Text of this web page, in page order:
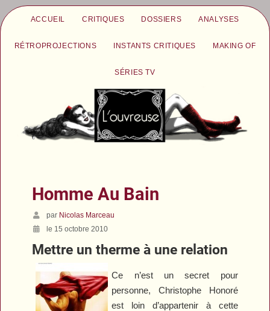
ACCUEIL CRITIQUES DOSSIERS ANALYSES
RÉTROPROJECTIONS INSTANTS CRITIQUES MAKING OF
SÉRIES TV
Homme Au Bain
par Nicolas Marceau
le 15 octobre 2010
Mettre un therme à une relation
Ce n’est un secret pour
personne, Christophe Honoré
est loin d’appartenir à cette